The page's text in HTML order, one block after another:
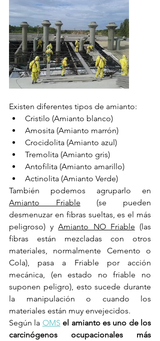
Existen diferentes tipos de amianto:
Cristilo (Amianto blanco)
Amosita (Amianto marrón)
Crocidolita (Amianto azul)
Tremolita (Amianto gris)
Antofilita (Amianto amarillo)
Actinolita (Amianto Verde)
Amianto Friable (se pueden
desmenuzar en fibras sueltas, es el más
peligroso) y Amianto NO Friable (las
fibras están mezcladas con otros
materiales, normalmente Cemento o
Cola), pasa a Friable por acción
mecánica, (en estado no friable no
suponen peligro), esto sucede durante
la manipulación o cuando los
materiales están muy envejecidos.
Según la OMS el amianto es uno de los
carcinógenos ocupacionales más